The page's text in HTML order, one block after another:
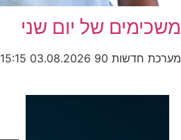
משכימים של יום שני
מערכת חדשות 90 03.08.2026
15:15